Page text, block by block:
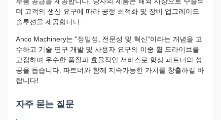
며 고객의 생산 요구에 따라 공정 최적화 및 장비 업그레이드
솔루션을 제공합니다.
Anco Machinery는 "정밀성, 전문성 및 혁신"이라는 개념을 고
수하고 기술 연구 개발 및 사용자 요구의 이중 휠 드라이브를
고집하며 우수한 품질과 효율적인 서비스로 항상 파트너의 성
공을 돕습니다. 파트너와 함께 지속가능한 가치를 창출하길 바
랍니다!
자주 묻는 질문